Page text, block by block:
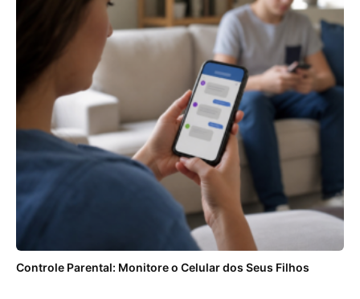
Controle Parental: Monitore o Celular dos Seus Filhos